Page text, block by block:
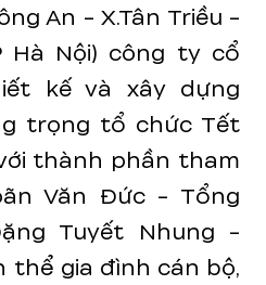
An - X.Tân Triều -
Hà Nội) công ty cổ
kế và xây dựng
trọng tổ chức Tết
thành phần tham
Văn Đức - Tổng
Tuyết Nhung -
thể gia đình cán bộ,